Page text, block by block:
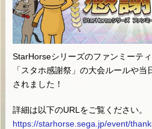
StarHorseシリーズのファンミーテ
「スタホ感謝祭」の大会ルールや
されました！
詳細は以下のURLをご覧ください。
https://starhorse.sega.jp/event/